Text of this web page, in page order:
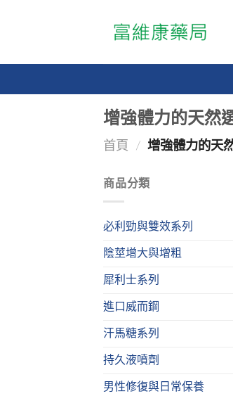
增強體力的天然
首頁 / 增強體力的天
商品分類
必利勁與雙效系列
陰莖增大與增粗
犀利士系列
進口威而鋼
汗馬糖系列
持久液噴劑
男性修復與日常保養